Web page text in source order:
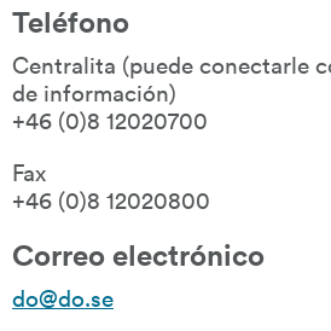
Teléfono
Centralita (puede conectarle
de información)
+46 (0)8 12020700
Fax
+46 (0)8 12020800
Correo electrónico
do@do.se